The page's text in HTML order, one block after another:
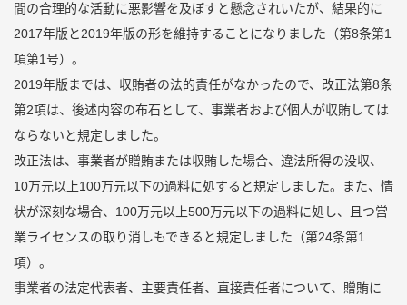
間の合理的な活動に悪影響を及ぼすと懸念されいたが、結果的に
2017年版と2019年版の形を維持することになりました（第8条第1
項第1号）。
2019年版までは、収賄者の法的責任がなかったので、改正法第8条
第2項は、後述内容の布石として、事業者および個人が収賄しては
ならないと規定しました。
改正法は、事業者が贈賄または収賄した場合、違法所得の没収、
10万元以上100万元以下の過料に処すると規定しました。また、情
状が深刻な場合、100万元以上500万元以下の過料に処し、且つ営
業ライセンスの取り消しもできると規定しました（第24条第1
項）。
事業者の法定代表者、主要責任者、直接責任者について、贈賄に